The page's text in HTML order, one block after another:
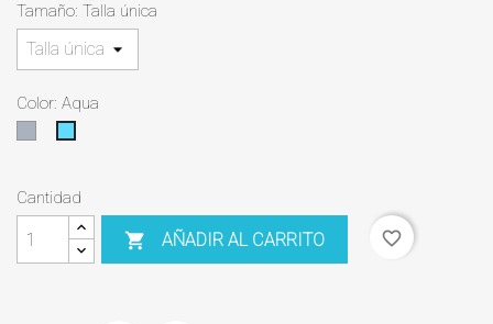
Tamaño: Talla única
Color: Aqua
Cantidad
 AÑADIR AL CARRITO favorite_border